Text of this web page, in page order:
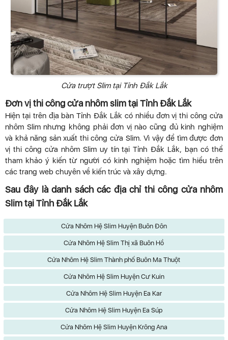
Cửa trượt Slim tại Tỉnh Đắk Lắk
Đơn vị thi công cửa nhôm slim tại Tỉnh Đắk Lắk
Hiện tại trên địa bàn Tỉnh Đắk Lắk có nhiều đơn vị thi công cửa
nhôm Slim nhưng không phải đơn vị nào cũng đủ kinh nghiệm
và khả năng sản xuất thi công cửa Slim. Vì vậy để tìm được đơn
vị thi công cửa nhôm Slim uy tín tại Tỉnh Đắk Lắk, bạn có thể
tham khảo ý kiến từ người có kinh nghiệm hoặc tìm hiểu trên
các trang web chuyên về kiến trúc và xây dựng.
Sau đây là danh sách các địa chỉ thi công cửa nhôm
Slim tại Tỉnh Đắk Lắk
Cửa Nhôm Hệ Slim Huyện Buôn Đôn
Cửa Nhôm Hệ Slim Thị xã Buôn Hồ
Cửa Nhôm Hệ Slim Thành phố Buôn Ma Thuột
Cửa Nhôm Hệ Slim Huyện Cư Kuin
Cửa Nhôm Hệ Slim Huyện Ea Kar
Cửa Nhôm Hệ Slim Huyện Ea Súp
Cửa Nhôm Hệ Slim Huyện Krông Ana